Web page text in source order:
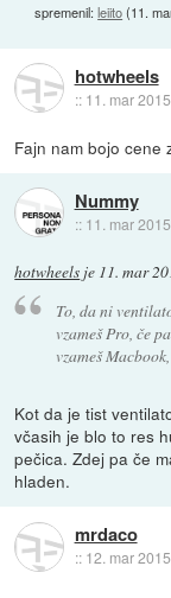
spremenil:leiito(11.
hotwheels
:: 11. mar
Fajn nam bojo cene
Nummy
:: 11. mar
hotwheels je 11. mar
To, da ni
vzameš Pro, če
vzameš
Kot da je tist
včasih je blo to res
pečica. Zdej pa če
hladen.
mrdaco
:: 12. mar